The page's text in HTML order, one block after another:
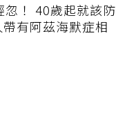
忽！ 40歲起就該防
有阿茲海默症相